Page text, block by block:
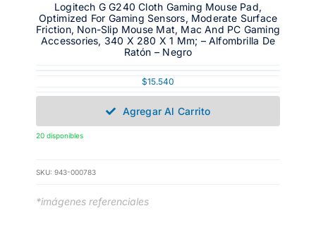
Logitech G G240 Cloth Gaming Mouse Pad,
Optimized For Gaming Sensors, Moderate Surface
Friction, Non-Slip Mouse Mat, Mac And PC Gaming
Accessories, 340 X 280 X 1 Mm; – Alfombrilla De
Ratón – Negro
$15.540
Agregar Al Carrito
20 disponibles
SKU: 943-000783
*imágenes referenciales